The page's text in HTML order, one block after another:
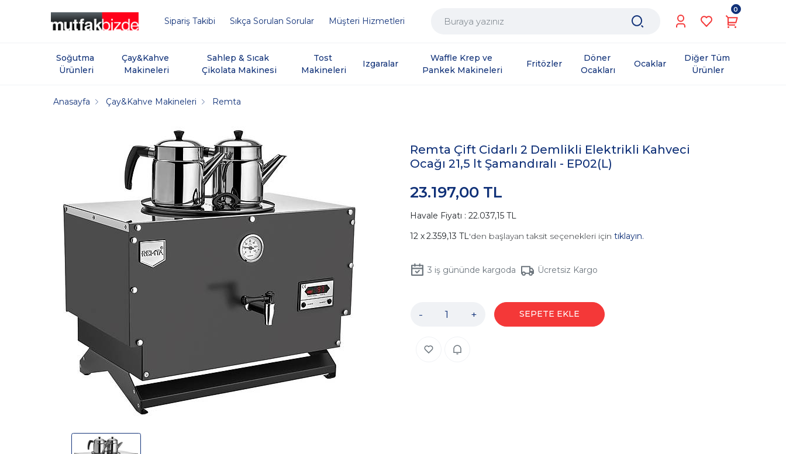
Sipariş Takibi Sıkça Sorulan Sorular Müşteri Hizmetleri
0
Soğutma
Ürünleri
Çay&Kahve
Makineleri
Sahlep & Sıcak
Çikolata Makinesi
Tost
Makineleri
Izgaralar
Waffle Krep ve
Pankek Makineleri
Fritözler
Döner
Ocakları
Ocaklar
Diğer Tüm
Ürünler
Anasayfa Çay&Kahve Makineleri Remta
Remta Çift Cidarlı 2 Demlikli Elektrikli Kahveci
Ocağı 21,5 lt Şamandıralı - EP02(L)
23.197,00 TL
Havale Fiyatı : 22.037,15 TL
2.359,13 TL'den başlayan taksit seçenekleri için tıklayın.
3 iş gününde kargoda Ücretsiz Kargo
- + SEPETE EKLE